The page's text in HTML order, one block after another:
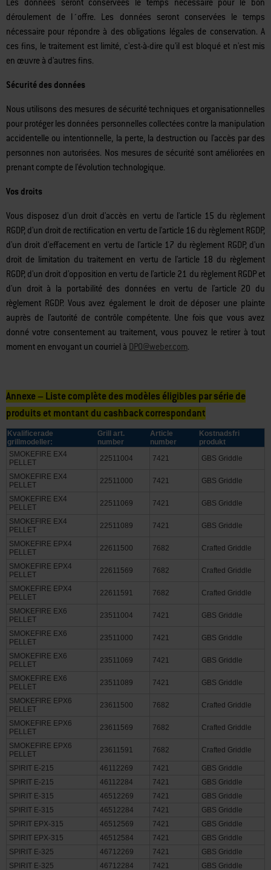
stockées dès qu'elles ne seront plus nécessaires à l'objectif poursuivi.
Les données seront conservées le temps nécessaire pour le bon
déroulement de l´offre. Les données seront conservées le temps
nécessaire pour répondre à des obligations légales de conservation. A
ces fins, le traitement est limité, c'est-à-dire qu'il est bloqué et n'est mis
Nous utilisons des mesures de sécurité techniques et organisationnelles
pour protéger les données personnelles collectées contre la manipulation
accidentelle ou intentionnelle, la perte, la destruction ou l'accès par des
personnes non autorisées. Nos mesures de sécurité sont améliorées en
Vous disposez d'un droit d'accès en vertu de l'article 15 du règlement
RGDP, d'un droit de rectification en vertu de l'article 16 du règlement RGDP,
d'un droit d'effacement en vertu de l'article 17 du règlement RGDP, d'un
droit de limitation du traitement en vertu de l'article 18 du règlement
RGDP, d'un droit d'opposition en vertu de l'article 21 du règlement RGDP et
d'un droit à la portabilité des données en vertu de l'article 20 du
règlement RGDP. Vous avez également le droit de déposer une plainte
auprès de l'autorité de contrôle compétente. Une fois que vous avez
donné votre consentement au traitement, vous pouvez le retirer à tout
Annexe – Liste complète des modèles éligibles par série de
produits et montant du cashback correspondant
Kvalificerade
grillmodeller:
Grill art.
number
Article
number
Kostnadsfri
produkt
PELLET
PELLET
PELLET
PELLET
PELLET
PELLET
PELLET
PELLET
PELLET
PELLET
PELLET
PELLET
PELLET
PELLET
23611591 7682 Crafted Griddle
SPIRIT E-215 46112269 7421
GBS Griddle
SPIRIT E-215
46112284 7421
GBS Griddle
SPIRIT E-315
46512269 7421
GBS Griddle
SPIRIT E-315
46512284 7421
GBS Griddle
SPIRIT EPX-315
46512569 7421
GBS Griddle
SPIRIT EPX-315
46512584 7421
GBS Griddle
SPIRIT E-325
46712269 7421
GBS Griddle